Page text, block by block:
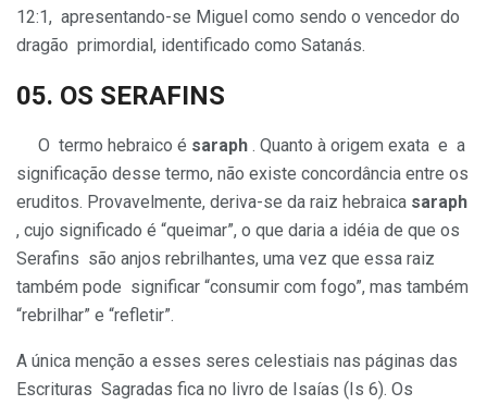
12:1, apresentando-se Miguel como sendo o vencedor do
dragão primordial, identificado como Satanás.
05. OS SERAFINS
O termo hebraico é saraph . Quanto à origem exata e a
significação desse termo, não existe concordância entre os
eruditos. Provavelmente, deriva-se da raiz hebraica saraph
, cujo significado é “queimar”, o que daria a idéia de que os
Serafins são anjos rebrilhantes, uma vez que essa raiz
também pode significar “consumir com fogo”, mas também
“rebrilhar” e “refletir”.
A única menção a esses seres celestiais nas páginas das
Escrituras Sagradas fica no livro de Isaías (Is 6). Os